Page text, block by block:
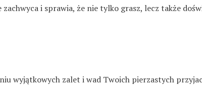
i sprawia, że nie tylko grasz, lecz także
wyjątkowych zalet i wad Twoich pierzastych